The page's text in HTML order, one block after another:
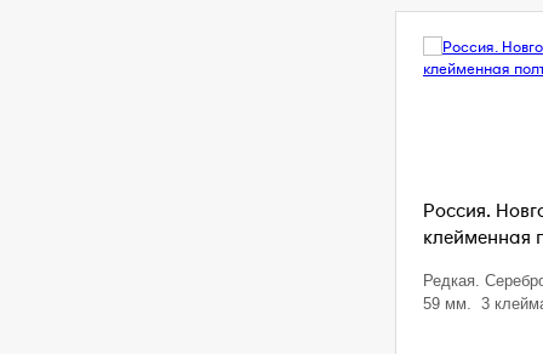
Россия.
клейменная
Редкая.
59 мм. 3